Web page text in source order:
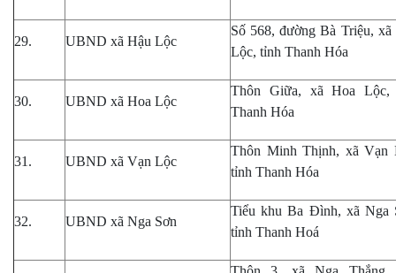
29. UBND xã Hậu Lộc
Số 568, đường Bà Triệu, xã
Lộc, tỉnh Thanh Hóa
30. UBND xã Hoa Lộc
Thôn Giữa, xã Hoa Lộc,
Thanh Hóa
31. UBND xã Vạn Lộc
Thôn Minh Thịnh, xã Vạn
tỉnh Thanh Hóa
32. UBND xã Nga Sơn
Tiểu khu Ba Đình, xã Nga
tỉnh Thanh Hoá